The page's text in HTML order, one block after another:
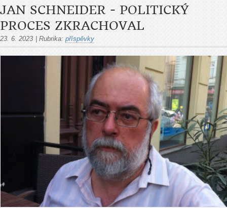
JAN SCHNEIDER - POLITICKÝ
PROCES ZKRACHOVAL
23. 6. 2023 | Rubrika: příspěvky